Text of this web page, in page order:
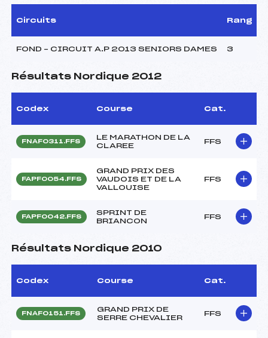
Circuits Rang
FOND – CIRCUIT A.P 2013 SENIORS DAMES 3
Résultats Nordique 2012
Codex Course Cat.
FNAF0311.FFS
LE MARATHON DE LA
CLAREE
FFS
FAPF0054.FFS
GRAND PRIX DES
VAUDOIS ET DE LA
VALLOUISE
FFS
FAPF0042.FFS
SPRINT DE
BRIANCON
FFS
Résultats Nordique 2010
Codex Course Cat.
FNAF0151.FFS
GRAND PRIX DE
SERRE CHEVALIER
FFS